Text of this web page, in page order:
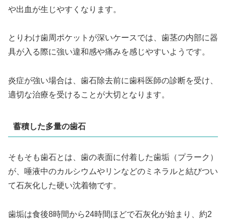
や出血が生じやすくなります。
とりわけ歯周ポケットが深いケースでは、歯茎の内部に器
具が入る際に強い違和感や痛みを感じやすいようです。
炎症が強い場合は、歯石除去前に歯科医師の診断を受け、
適切な治療を受けることが大切となります。
蓄積した多量の歯石
そもそも歯石とは、歯の表面に付着した歯垢（プラーク）
が、唾液中のカルシウムやリンなどのミネラルと結びつい
て石灰化した硬い沈着物です。
歯垢は食後8時間から24時間ほどで石灰化が始まり、約2